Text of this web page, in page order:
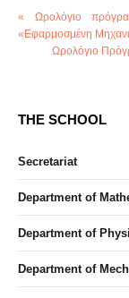
« Ωρολόγιο
«Εφαρμοσμένη
Ωρολόγιο
THE SCHOOL
Secretariat
Department of
Department of
Department of